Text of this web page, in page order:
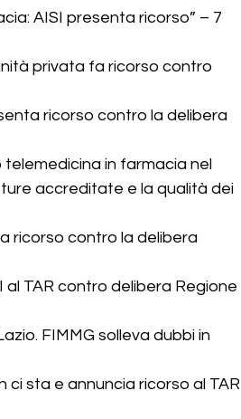
AISI presenta ricorso” – 7
privata fa ricorso contro
ricorso contro la delibera
telemedicina in farmacia nel
accreditate e la qualità dei
ricorso contro la delibera
al TAR contro delibera Regione
FIMMG solleva dubbi in
ci sta e annuncia ricorso al TAR